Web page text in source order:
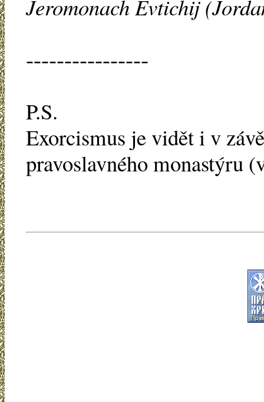
Jeromonach Evtichij
----------------
P.S.
Exorcismus je vidět i v
pravoslavného monastýru